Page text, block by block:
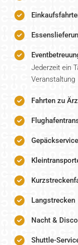
Jederzeit ein
Veranstaltung
Fahrten zu
Gepäckservice
Langstrecken
Nacht &
Shuttle-